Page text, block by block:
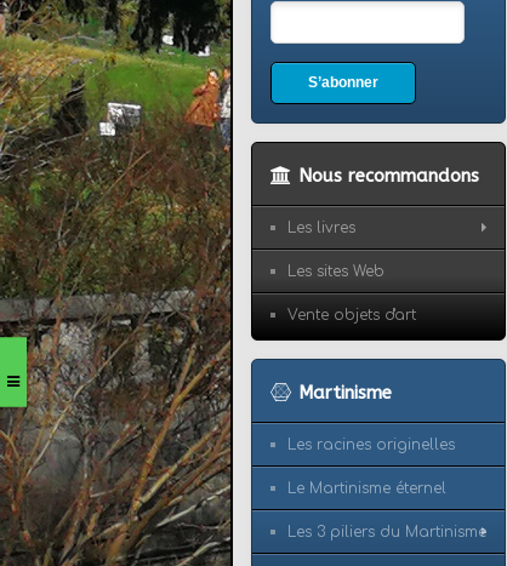
S’abonner
Nous recommandons
Les livres
Les sites Web
Vente objets d'art
Martinisme
Les racines originelles
Le Martinisme éternel
Les 3 piliers du Martinisme